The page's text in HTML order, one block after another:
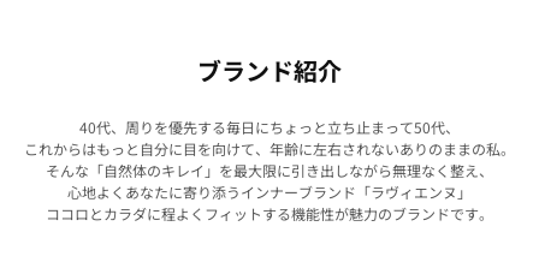
ブランド紹介
40代、周りを優先する毎日にちょっと立ち止まって50代、
これからはもっと自分に目を向けて、年齢に左右されないありのままの私。
そんな「自然体のキレイ」を最大限に引き出しながら無理なく整え、
心地よくあなたに寄り添うインナーブランド「ラヴィエンヌ」
ココロとカラダに程よくフィットする機能性が魅力のブランドです。